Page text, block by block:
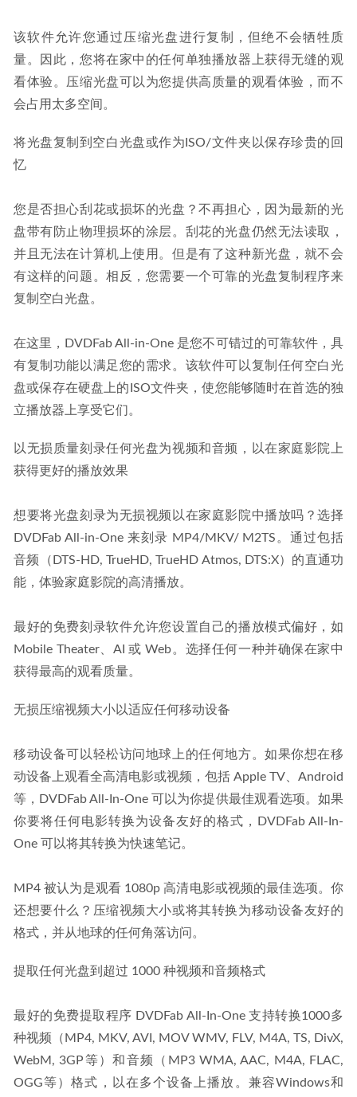
该软件允许您通过压缩光盘进行复制，但绝不会牺牲质
量。因此，您将在家中的任何单独播放器上获得无缝的观
看体验。压缩光盘可以为您提供高质量的观看体验，而不
会占用太多空间。
将光盘复制到空白光盘或作为ISO/文件夹以保存珍贵的回
忆
您是否担心刮花或损坏的光盘？不再担心，因为最新的光
盘带有防止物理损坏的涂层。刮花的光盘仍然无法读取，
并且无法在计算机上使用。但是有了这种新光盘，就不会
有这样的问题。相反，您需要一个可靠的光盘复制程序来
复制空白光盘。
在这里，DVDFab All-in-One 是您不可错过的可靠软件，具
有复制功能以满足您的需求。该软件可以复制任何空白光
盘或保存在硬盘上的ISO文件夹，使您能够随时在首选的独
立播放器上享受它们。
以无损质量刻录任何光盘为视频和音频，以在家庭影院上
获得更好的播放效果
想要将光盘刻录为无损视频以在家庭影院中播放吗？选择
DVDFab All-in-One 来刻录 MP4/MKV/ M2TS。通过包括
音频（DTS-HD, TrueHD, TrueHD Atmos, DTS:X）的直通功
能，体验家庭影院的高清播放。
最好的免费刻录软件允许您设置自己的播放模式偏好，如
Mobile Theater、AI 或 Web。选择任何一种并确保在家中
获得最高的观看质量。
无损压缩视频大小以适应任何移动设备
移动设备可以轻松访问地球上的任何地方。如果你想在移
动设备上观看全高清电影或视频，包括 Apple TV、Android
等，DVDFab All-In-One 可以为你提供最佳观看选项。如果
你要将任何电影转换为设备友好的格式，DVDFab All-In-
One 可以将其转换为快速笔记。
MP4 被认为是观看 1080p 高清电影或视频的最佳选项。你
还想要什么？压缩视频大小或将其转换为移动设备友好的
格式，并从地球的任何角落访问。
提取任何光盘到超过 1000 种视频和音频格式
最好的免费提取程序 DVDFab All-In-One 支持转换1000多
种视频（MP4, MKV, AVI, MOV WMV, FLV, M4A, TS, DivX,
WebM, 3GP等）和音频（MP3 WMA, AAC, M4A, FLAC,
OGG等）格式，以在多个设备上播放。兼容Windows和